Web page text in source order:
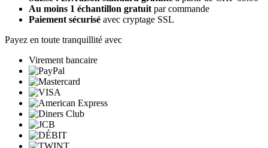
Au moins 1 échantillon gratuit par commande
Paiement sécurisé avec cryptage SSL
Payez en toute tranquillité avec
Virement bancaire